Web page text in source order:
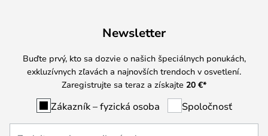
Newsletter
Buďte prvý, kto sa dozvie o našich špeciálnych ponukách,
exkluzívnych zľavách a najnovších trendoch v osvetlení.
Zaregistrujte sa teraz a získajte 20 €*
Zákazník – fyzická osoba Spoločnosť